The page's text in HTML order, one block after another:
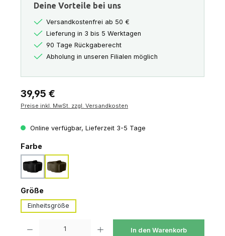
Deine Vorteile bei uns
Versandkostenfrei ab 50 €
Lieferung in 3 bis 5 Werktagen
90 Tage Rückgaberecht
Abholung in unseren Filialen möglich
Regulärer Preis:
39,95 €
Preise inkl. MwSt. zzgl. Versandkosten
Online verfügbar, Lieferzeit 3-5 Tage
Farbeauswählen
black dark olive
Größeauswählen
Einheitsgröße
In den Warenkorb